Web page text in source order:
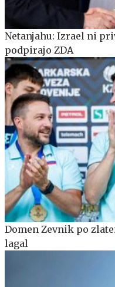
Netanjahu: Izrael ni
podpirajo ZDA
Domen Zevnik po
lagal